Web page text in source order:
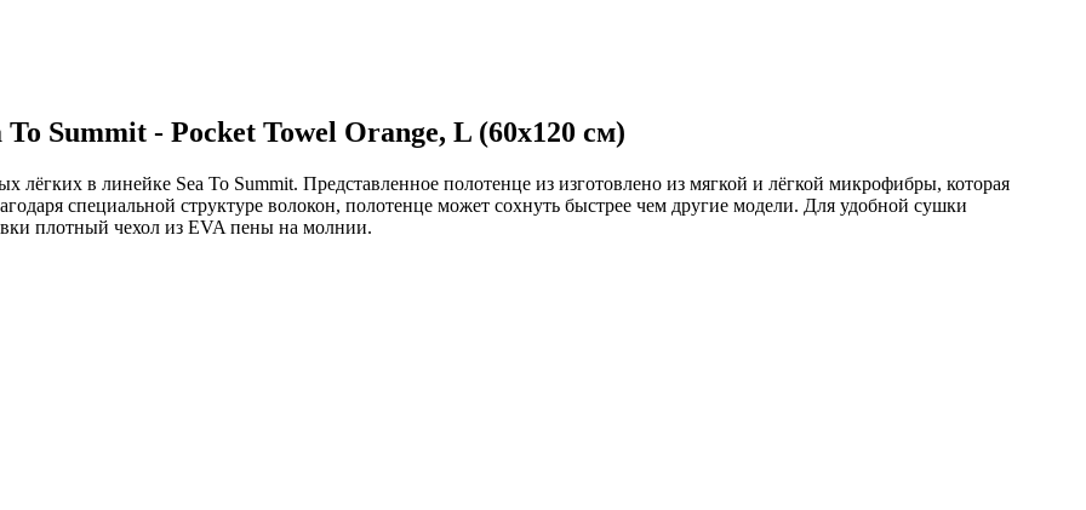
To Summit - Pocket Towel Orange, L (60x120 см)
лёгких в линейке Sea To Summit. Представленное полотенце из изготовлено из мягкой и лёгкой микрофибры, которая
специальной структуре волокон, полотенце может сохнуть быстрее чем другие модели. Для удобной сушки
плотный чехол из EVA пены на молнии.